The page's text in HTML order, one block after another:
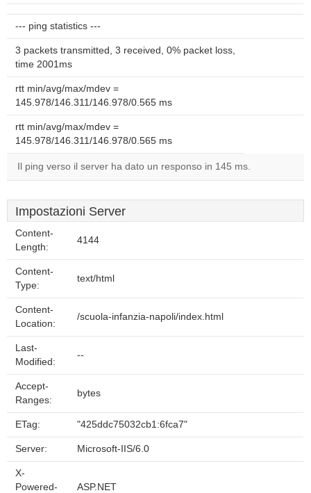
--- ping statistics ---
3 packets transmitted, 3 received, 0% packet loss,
time 2001ms
rtt min/avg/max/mdev =
145.978/146.311/146.978/0.565 ms
rtt min/avg/max/mdev =
145.978/146.311/146.978/0.565 ms
Il ping verso il server ha dato un responso in 145 ms.
Impostazioni Server
Content-
Length:
4144
Content-
Type:
text/html
Content-
Location:
/scuola-infanzia-napoli/index.html
Last-
Modified:
--
Accept-
Ranges:
bytes
ETag: "425ddc75032cb1:6fca7"
Server: Microsoft-IIS/6.0
X-
Powered-
ASP.NET